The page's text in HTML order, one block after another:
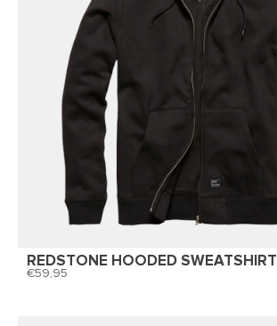
REDSTONE HOODED SWEATSHIRT
59,95